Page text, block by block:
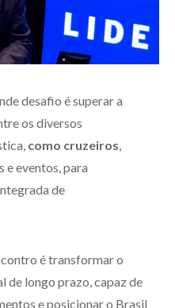
desafio é superar a
os diversos
como cruzeiros,
e eventos, para
de
é transformar o
de longo prazo, capaz de
e posicionar o Brasil